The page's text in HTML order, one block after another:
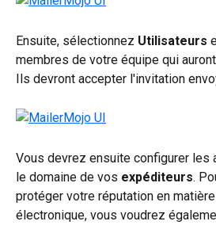
Ensuite, sélectionnez Utilisateurs
membres de votre équipe qui
Ils devront accepter l'invitation
Vous devrez ensuite configurer les
le domaine de vos expéditeurs.
protéger votre réputation en
électronique, vous voudrez